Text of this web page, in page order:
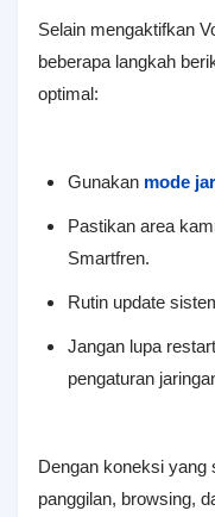
Selain mengaktifkan
beberapa langkah
optimal:
Gunakan mode
Pastikan area
Smartfren.
Rutin update
Jangan lupa
pengaturan
Dengan koneksi yang
panggilan, browsing,